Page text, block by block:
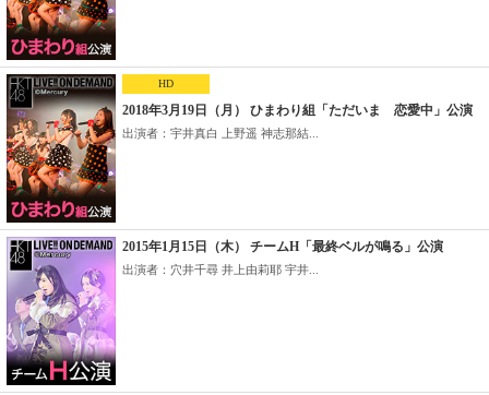
HD
2018年3月19日（月） ひまわり組「ただいま 恋愛中」公演
出演者：宇井真白 上野遥 神志那結...
2015年1月15日（木） チームH「最終ベルが鳴る」公演
出演者：穴井千尋 井上由莉耶 宇井...